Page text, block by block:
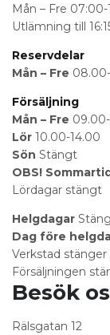
Mån – Fre 07:00-
Utlämning till
Reservdelar
Mån – Fre
Försäljning
Mån – Fre
Lör 10.00-14.00
Sön Stängt
OBS!
Lördagar stängt
Helgdagar
Dag före
Verkstad stänger
Försäljningen
Besök
Rälsgatan 12